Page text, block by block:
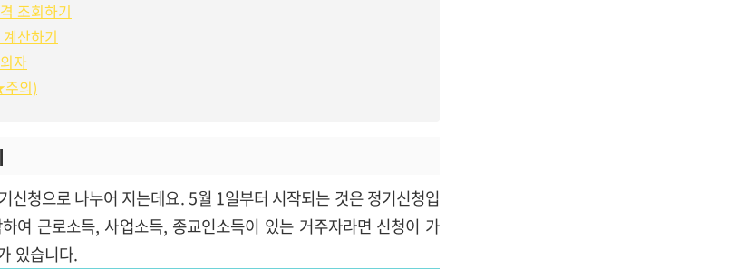
조회하기
산하기
자
의)
신청으로 나누어 지는데요. 5월 1일부터 시작되는 것은 정기신청입
여 근로소득, 사업소득, 종교인소득이 있는 거주자라면 신청이 가
있습니다.